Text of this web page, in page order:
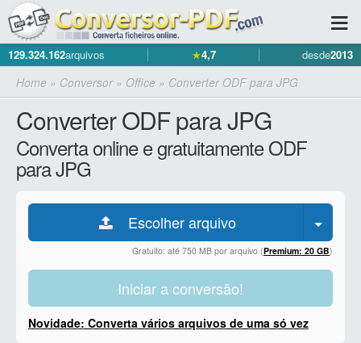
129.324.162arquivos ★4,7 desde2013
Home » Conversor» Office » Converter ODF para JPG
Converter ODF para JPG
Converta online e gratuitamente ODF
para JPG
Escolher arquivo
Gratuito: até 750 MB por arquivo (Premium: 20 GB)
Iniciar a conversão!
Novidade: Converta vários arquivos de uma só vez